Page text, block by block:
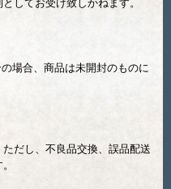
してお受け致しかねます。
場合、商品は未開封のものに
だし、不良品交換、誤品配送